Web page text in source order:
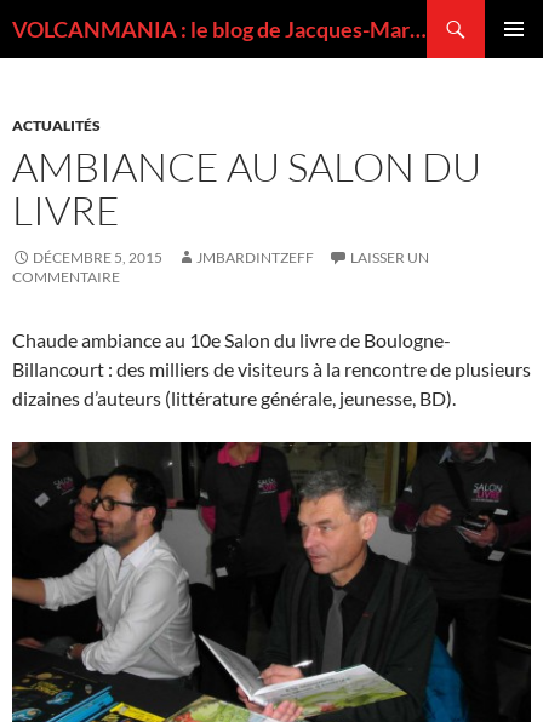
VOLCANMANIA : le blog de Jacques-Marie BARDINTZEFF, volcanologue
ACTUALITÉS
AMBIANCE AU SALON DU
LIVRE
DÉCEMBRE 5, 2015 JMBARDINTZEFF
LAISSER UN
COMMENTAIRE
Chaude ambiance au 10e Salon du livre de Boulogne-
Billancourt : des milliers de visiteurs à la rencontre de plusieurs
dizaines d’auteurs (littérature générale, jeunesse, BD).